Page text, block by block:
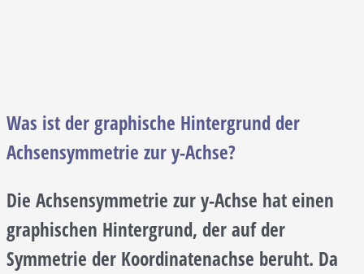
Was ist der graphische Hintergrund der
Achsensymmetrie zur y-Achse?
Die Achsensymmetrie zur y-Achse hat einen
graphischen Hintergrund, der auf der
Symmetrie der Koordinatenachse beruht. Da